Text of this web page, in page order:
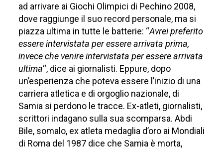
ad arrivare ai Giochi Olimpici di Pechino 2008,
dove raggiunge il suo record personale, ma si
piazza ultima in tutte le batterie: “Avrei preferito
essere intervistata per essere arrivata prima,
invece che venire intervistata per essere arrivata
ultima“, dice ai giornalisti. Eppure, dopo
un’esperienza che poteva essere l’inizio di una
carriera atletica e di orgoglio nazionale, di
Samia si perdono le tracce. Ex-atleti, giornalisti,
scrittori indagano sulla sua scomparsa. Abdi
Bile, somalo, ex atleta medaglia d’oro ai Mondiali
di Roma del 1987 dice che Samia è morta,